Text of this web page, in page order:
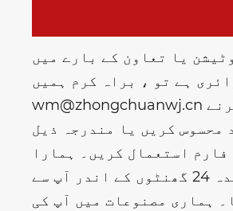
یا تعاون کے بارے میں
ہے تو ، براہ کرم ہمیں
wm@zhongchuanwj.cn پر ای میل کرنے
محسوس کریں یا مندرجہ ذیل
فارم استعمال کریں۔ ہمارا
سیلز نمائندہ 24 گھنٹوں کے اندر آپ سے
ہماری مصنوعات میں آپ کی